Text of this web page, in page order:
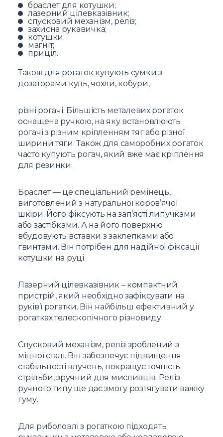
браслет для котушки;
лазерний цілевказівник;
спусковий механізм, реліз;
захисна рукавичка;
котушки;
магніт;
приціл.
Також для рогаток купують сумки з
дозаторами куль, чохли, кобури,
різні рогачі. Більшість металевих рогаток
оснащена ручкою, на яку встановлюють
рогачі з різним кріпленням тяг або різної
ширини тяги. Також для саморобних рогаток
часто купують рогач, який вже має кріплення
для резинки.
Браслет — це спеціальний ремінець,
виготовлений з натуральної коров’ячої
шкіри. Його фіксують на зап’ясті липучками
або застібками. А на його поверхню
вбудовують вставки з заклепками або
гвинтами. Він потрібен для надійної фіксації
котушки на руці.
Лазерний цілевказівник – компактний
пристрій, який необхідно зафіксувати на
руків’ї рогатки. Він найбільш ефективний у
рогатках телескопічного різновиду.
Спусковий механізм, реліз зроблений з
міцної сталі. Він забезпечує підвищення
стабільності влучень, покращує точність
стрільби, зручний для мисливців. Реліз
ручного типу ще дає змогу розтягувати важку
гуму.
Для риболовлі з рогаткою підходять